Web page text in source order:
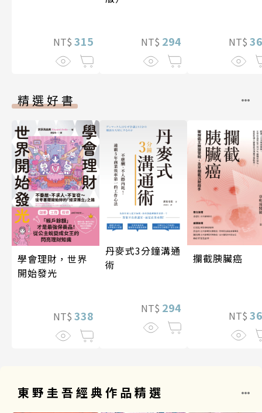
NT$ 315 NT$ 294 NT$
精選好書
學會理財，世界
開始發光
NT$ 338
丹麥式3分鐘溝通
術
NT$ 294
攔截胰臟癌
NT$
東野圭吾經典作品精選